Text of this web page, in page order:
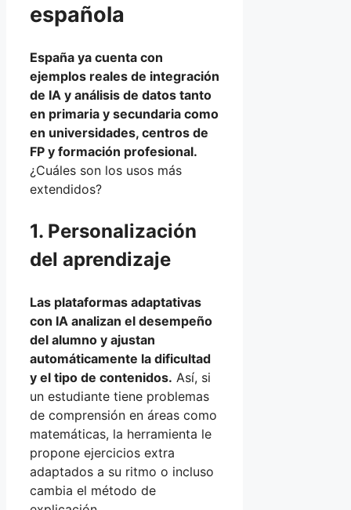
española
España ya cuenta con
ejemplos reales de integración
de IA y análisis de datos tanto
en primaria y secundaria como
en universidades, centros de
FP y formación profesional.
¿Cuáles son los usos más
extendidos?
1. Personalización
del aprendizaje
Las plataformas adaptativas
con IA analizan el desempeño
del alumno y ajustan
automáticamente la dificultad
y el tipo de contenidos. Así, si
un estudiante tiene problemas
de comprensión en áreas como
matemáticas, la herramienta le
propone ejercicios extra
adaptados a su ritmo o incluso
cambia el método de